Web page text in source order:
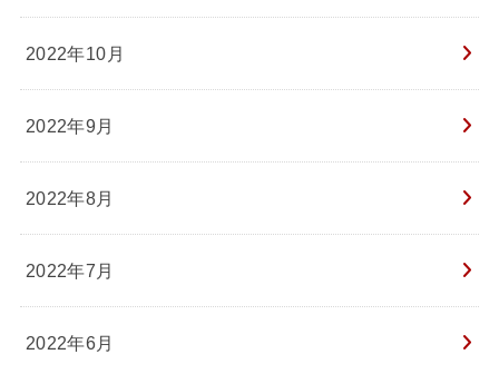
2022年10月
2022年9月
2022年8月
2022年7月
2022年6月